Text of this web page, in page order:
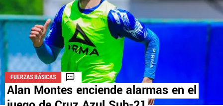
FEMENIL
FUERZAS BÁSICAS
MERCADO DE FICHAJES
OPINIÓN
FUERZAS BÁSICAS
Alan Montes enciende alarmas en el